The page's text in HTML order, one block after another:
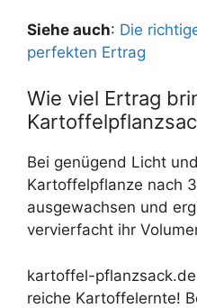
Siehe auch: Die
perfekten Ertrag
Wie viel Ertrag
Bei genügend Licht
Kartoffelpflanze nach
ausgewachsen und
vervierfacht ihr
kartoffel-
reiche Kartoffelernte!